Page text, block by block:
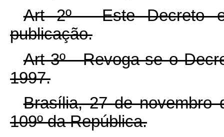
Art 2º - Este Decreto
publicação.
Art 3º - Revoga-se o
1997.
Brasília, 27 de novembro
109º da República.